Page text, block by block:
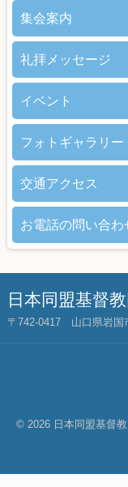
集会案内
礼拝メッセージ
イベント
フォトギャラリー
交通アクセス
お電話の問い合わ
日本同盟基督
〒742-0417 山口県岩国
© 2026 日本同盟基督